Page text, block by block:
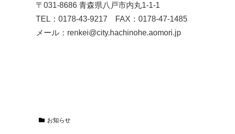
〒031-8686 青森県八戸市内丸1-1-1
TEL：0178-43-9217 FAX：0178-47-1485
メール：renkei@city.hachinohe.aomori.jp
お知らせ